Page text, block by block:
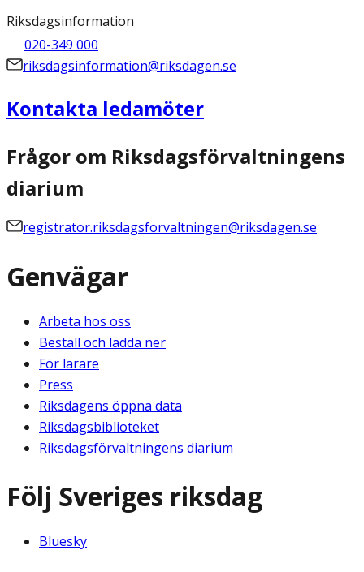
Riksdagsinformation
020-349 000
riksdagsinformation@riksdagen.se
Kontakta ledamöter
Frågor om Riksdagsförvaltningens
diarium
registrator.riksdagsforvaltningen@riksdagen.se
Genvägar
Arbeta hos oss
Beställ och ladda ner
För lärare
Press
Riksdagens öppna data
Riksdagsbiblioteket
Riksdagsförvaltningens diarium
Följ Sveriges riksdag
Bluesky